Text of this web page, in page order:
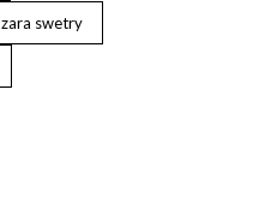
zara swetry